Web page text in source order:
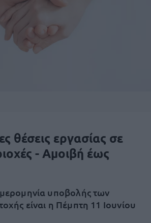
θέσεις εργασίας σε
- Αμοιβή έως
υποβολής των
είναι η Πέμπτη 11 Ιουνίου